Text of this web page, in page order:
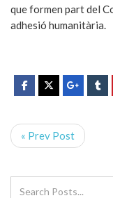
que formen part del
adhesió humanitària.
« Prev Post